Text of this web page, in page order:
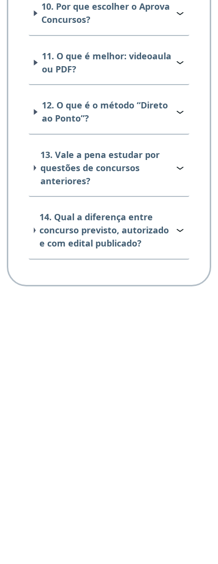
10. Por que escolher o Aprova
Concursos?
11. O que é melhor: videoaula
ou PDF?
12. O que é o método “Direto
ao Ponto”?
13. Vale a pena estudar por
questões de concursos
anteriores?
14. Qual a diferença entre
concurso previsto, autorizado
e com edital publicado?